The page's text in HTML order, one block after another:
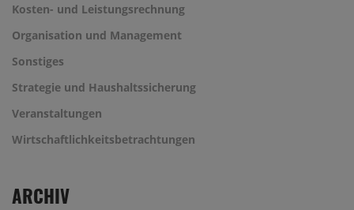
Kosten- und Leistungsrechnung
Organisation und Management
Sonstiges
Strategie und Haushaltssicherung
Veranstaltungen
Wirtschaftlichkeitsbetrachtungen
ARCHIV